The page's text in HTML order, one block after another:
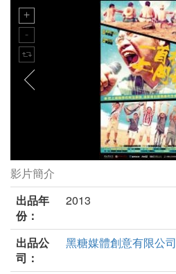
一首搖滾上月球劇照
影片簡介
出品年
份：
2013
出品公
司：
黑糖媒體創意有限公司